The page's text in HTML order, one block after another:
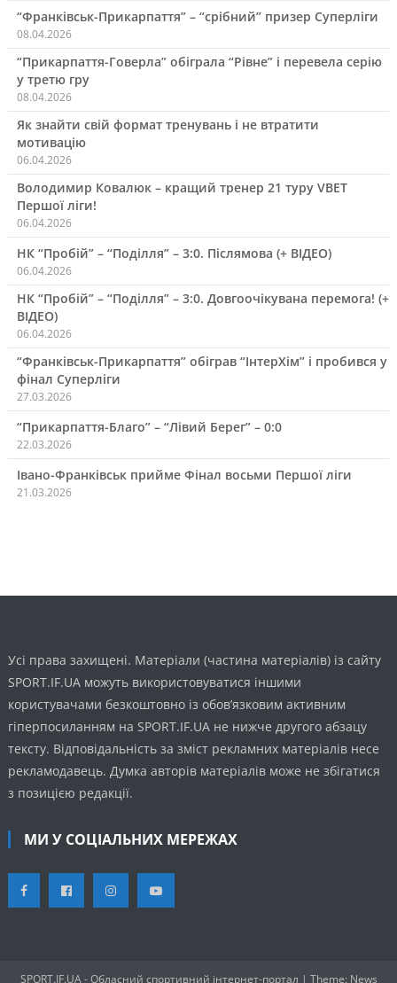
“Франківськ-Прикарпаття” – “срібний” призер Суперліги
08.04.2026
“Прикарпаття-Говерла” обіграла “Рівне” і перевела серію
у третю гру
08.04.2026
Як знайти свій формат тренувань і не втратити
мотивацію
06.04.2026
Володимир Ковалюк – кращий тренер 21 туру VBET
Першої ліги!
06.04.2026
НК “Пробій” – “Поділля” – 3:0. Післямова (+ ВІДЕО)
06.04.2026
НК “Пробій” – “Поділля” – 3:0. Довгоочікувана перемога! (+
ВІДЕО)
06.04.2026
“Франківськ-Прикарпаття” обіграв “ІнтерХім” і пробився у
фінал Суперліги
27.03.2026
“Прикарпаття-Благо” – “Лівий Берег” – 0:0
22.03.2026
Івано-Франківськ прийме Фінал восьми Першої ліги
21.03.2026
Усі права захищені. Матеріали (частина матеріалів) із сайту
SPORT.IF.UA можуть використовуватися іншими
користувачами безкоштовно із обов’язковим активним
гіперпосиланням на SPORT.IF.UA не нижче другого абзацу
тексту. Відповідальність за зміст рекламних матеріалів несе
рекламодавець. Думка авторів матеріалів може не збігатися
з позицією редакції.
МИ У СОЦІАЛЬНИХ МЕРЕЖАХ
SPORT.IF.UA - Обласний спортивний інтернет-портал | Theme: News